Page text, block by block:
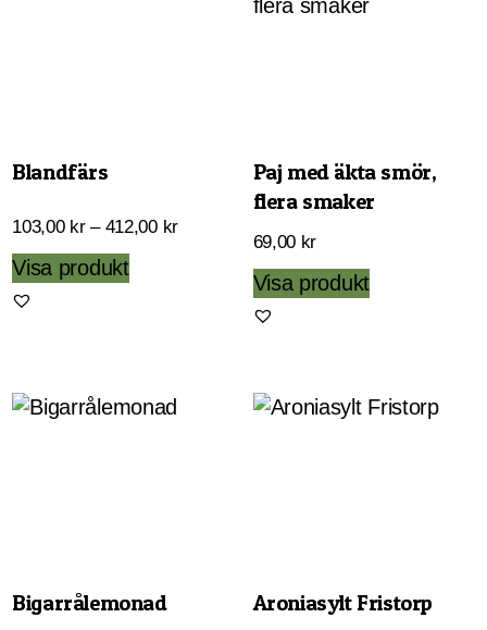
Blandfärs
103,00 kr – 412,00 krPrisintervall:
Visa produktDen
varianter.
produktsidan
Paj med äkta smör,
flera smaker
69,00 kr
Visa produktDen
flera
varianter.
på
Bigarrålemonad Aroniasylt Fristorp